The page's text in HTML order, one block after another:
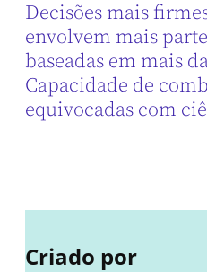
Decisões mais
envolvem mais
baseadas em mais
Capacidade de
equivocadas com
Criado por